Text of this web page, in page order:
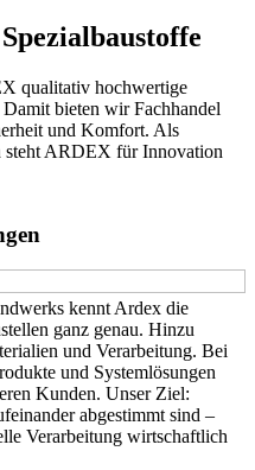
qualitativ hochwertige
bieten wir Fachhandel
und Komfort. Als
steht ARDEX für Innovation
kennt Ardex die
ganz genau. Hinzu
und Verarbeitung. Bei
und Systemlösungen
Kunden. Unser Ziel:
abgestimmt sind –
Verarbeitung wirtschaftlich